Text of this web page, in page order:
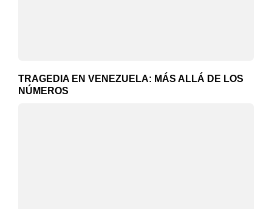
TRAGEDIA EN VENEZUELA: MÁS ALLÁ DE LOS
NÚMEROS